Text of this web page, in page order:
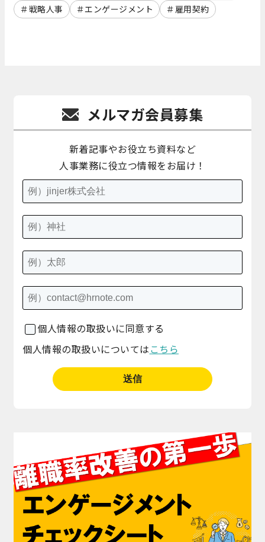
戦略人事
エンゲージメント 雇用契約
メルマガ会員募集
新着記事やお役立ち資料など
人事業務に役立つ情報をお届け！
個人情報の取扱いに同意する
個人情報の取扱いについては こちら